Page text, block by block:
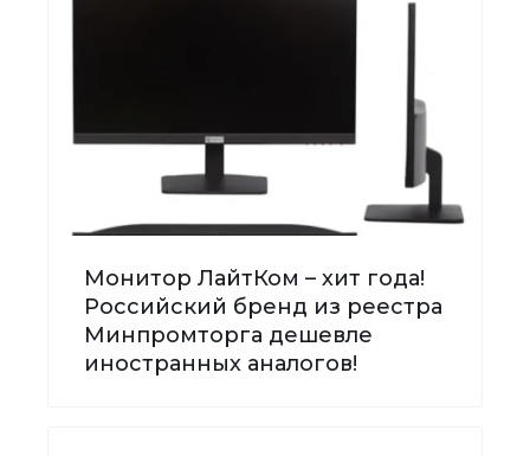
Монитор ЛайтКом – хит года!
Российский бренд из реестра
Минпромторга дешевле
иностранных аналогов!